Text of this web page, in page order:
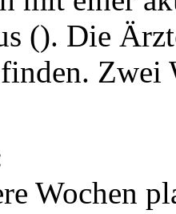
(). Die
Zwei
Wochen